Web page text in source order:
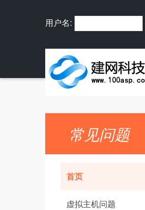
用户名:
常见问题
首页
虚拟主机问题